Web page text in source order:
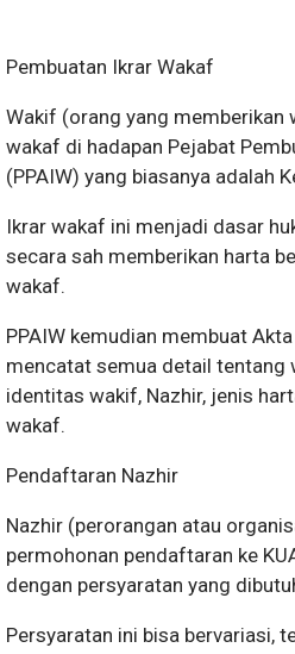
Pembuatan Ikrar Wakaf
Wakif (orang yang memberikan
wakaf di hadapan Pejabat
(PPAIW) yang biasanya adalah
Ikrar wakaf ini menjadi dasar
secara sah memberikan harta
wakaf.
PPAIW kemudian membuat
mencatat semua detail tentang
identitas wakif, Nazhir, jenis
wakaf.
Pendaftaran Nazhir
Nazhir (perorangan atau
permohonan pendaftaran ke
dengan persyaratan yang
Persyaratan ini bisa bervariasi,